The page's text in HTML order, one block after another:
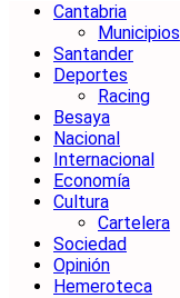
Cantabria
Municipios
Santander
Deportes
Racing
Besaya
Nacional
Internacional
Economía
Cultura
Cartelera
Sociedad
Opinión
Hemeroteca